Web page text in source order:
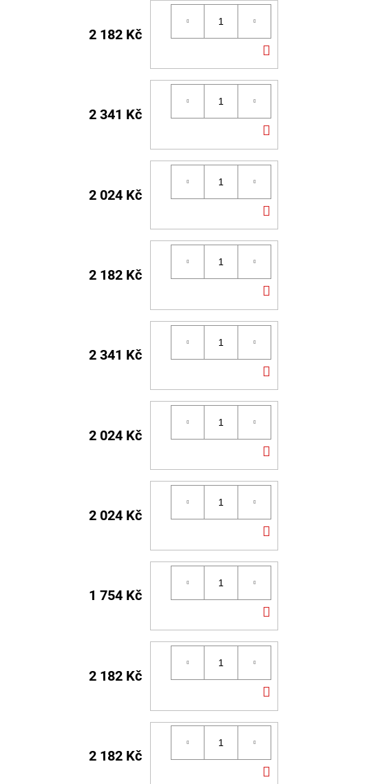
2 182 Kč
KOŠÍKU
2 341 Kč
KOŠÍKU
2 024 Kč
KOŠÍKU
2 182 Kč
KOŠÍKU
2 341 Kč
KOŠÍKU
2 024 Kč
KOŠÍKU
2 024 Kč
KOŠÍKU
1 754 Kč
KOŠÍKU
2 182 Kč
KOŠÍKU
2 182 Kč